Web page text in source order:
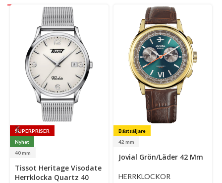
SUPERPRISER
Nyhet
40 mm
Select
options
Tissot Heritage Visodate
Herrklocka Quartz 40
Bästsäljare
42 mm
Select
options
Jovial Grön/Läder 42 Mm
HERRKLOCKOR